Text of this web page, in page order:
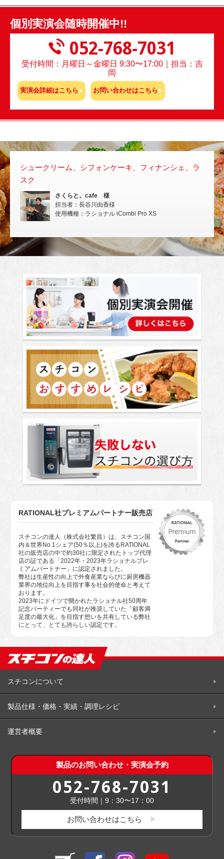
個別実演会随時開催中!!
052-768-7031
受付時間：月曜日～金曜日 9:30〜17:00｜担当：吉
岡
実演会詳細はこちら お問い合わせはこちら
シュークリーム、シフォンケーキ、フィナンシェ、ラ
スク
さくらと。cafe 様
担当者：長谷川由香様
使用機種：ラショナル iCombi Pro XS
ス
い
RATIONAL社プレミアムパートナー販売店
スチコンの達人（株式会社繁昌）は、スチコン国
内＆世界No.1シェア(50％以上)を誇るRATIONAL
社の販売店の中で約30社に限定されたトップ代理
店の証である「2022年・2023年ラショナルプレ
ミアムパートナー」に認定されました。
弊社は生産性の向上で外食産業ならびに厨房機器
業界の地位向上を目指す事を社会的使命と考えて
おります。
2023年にドイツで開かれたラショナル社50周年
記念パーティーでも同社が推奨していた「顧客満
足度の最大化」を目指す想いを共有している弊社
にとって、とても誇らしい認定です。
スチコンについて
製品仕様・価格・実績・調理レシビ
運営者概要
製品のお問い合わせ・実演会予約
052-768-7031
受付時間｜9：30〜17：00
お問い合わせはこちら